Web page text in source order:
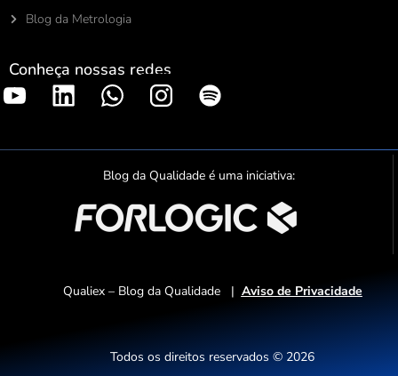
Blog da Metrologia
Conheça nossas redes
S
o
t
f
y
Blog da Qualidade é uma iniciativa:
Qualiex – Blog da Qualidade | Aviso de Privacidade
Todos os direitos reservados © 2026